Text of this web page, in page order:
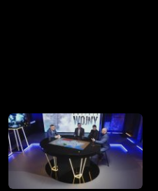
realizowany z udziałem
zasadniczych części.